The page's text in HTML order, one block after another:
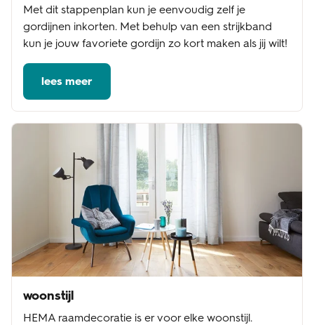
Met dit stappenplan kun je eenvoudig zelf je
gordijnen inkorten. Met behulp van een strijkband
kun je jouw favoriete gordijn zo kort maken als jij wilt!
lees meer
woonstijl
HEMA raamdecoratie is er voor elke woonstijl.